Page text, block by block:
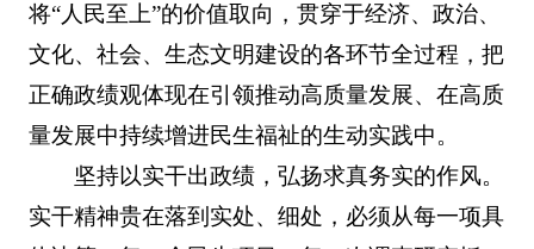
将“人民至上”的价值取向，贯穿于经济、政治、
文化、社会、生态文明建设的各环节全过程，把
正确政绩观体现在引领推动高质量发展、在高质
量发展中持续增进民生福祉的生动实践中。
坚持以实干出政绩，弘扬求真务实的作风。
实干精神贵在落到实处、细处，必须从每一项具